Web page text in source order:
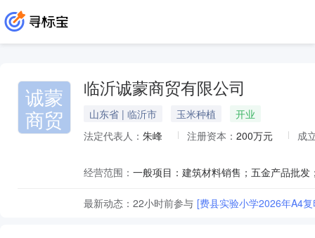
诚蒙
商贸
临沂诚蒙商贸有限公司
山东省 | 临沂市 玉米种植
开业
法定代表人： 朱峰 注册资本： 200万元 成
经营范围：
最新动态： 22小时前参与 [费县实验小学2026年A4